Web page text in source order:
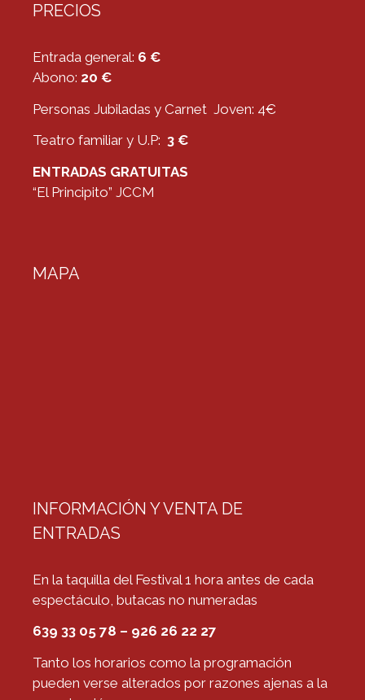
PRECIOS
Entrada general: 6 €
Abono: 20 €
Personas Jubiladas y Carnet Joven: 4€
Teatro familiar y U.P: 3 €
ENTRADAS GRATUITAS
“El Principito” JCCM
MAPA
INFORMACIÓN Y VENTA DE
ENTRADAS
En la taquilla del Festival 1 hora antes de cada
espectáculo, butacas no numeradas
639 33 05 78 – 926 26 22 27
Tanto los horarios como la programación
pueden verse alterados por razones ajenas a la